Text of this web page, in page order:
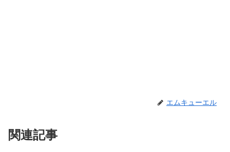
エムキューエル
関連記事